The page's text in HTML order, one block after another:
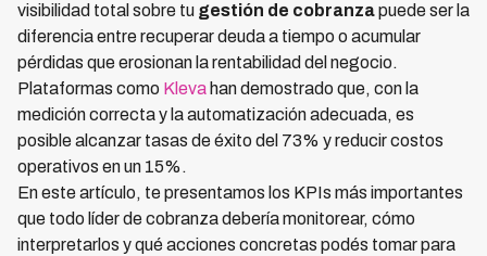
visibilidad total sobre tu gestión de cobranzapuede ser la
diferencia entre recuperar deuda a tiempo o acumular
pérdidas que erosionan la rentabilidad del negocio.
Plataformas como Kleva han demostrado que, con la
medición correcta y la automatización adecuada, es
posible alcanzar tasas de éxito del 73% y reducir costos
operativos en un 15%.
En este artículo, te presentamos los KPIs más importantes
que todo líder de cobranza debería monitorear, cómo
interpretarlos y qué acciones concretas podés tomar para